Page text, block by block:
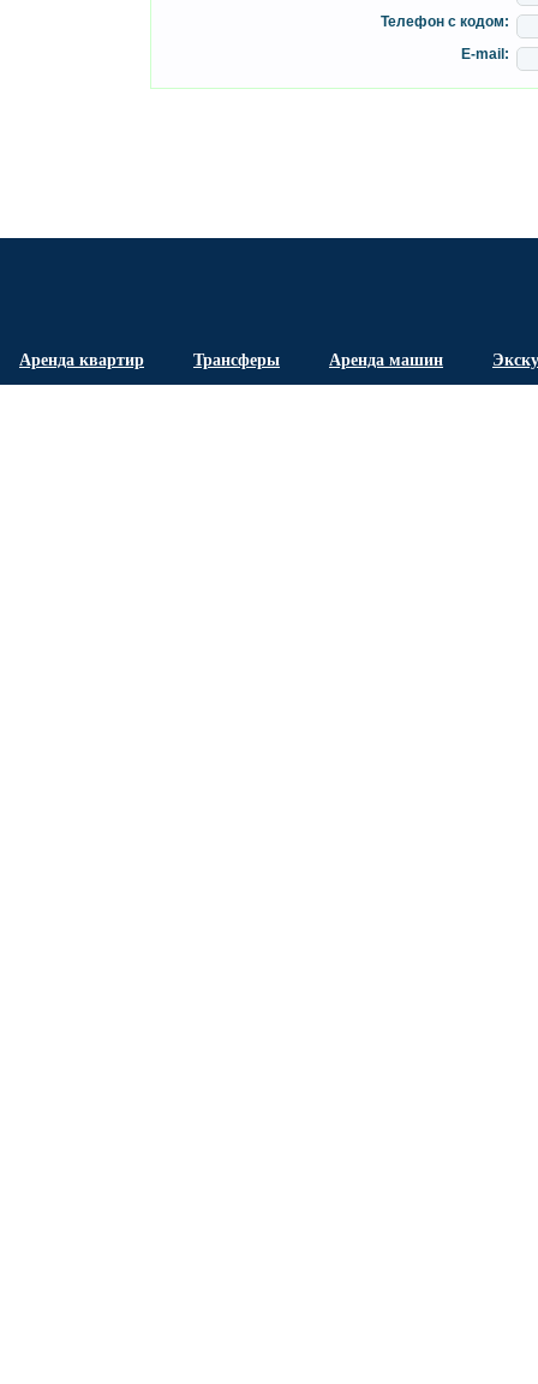
Телефон с кодом:
E-mail:
Аренда квартир Трансферы Аренда машин